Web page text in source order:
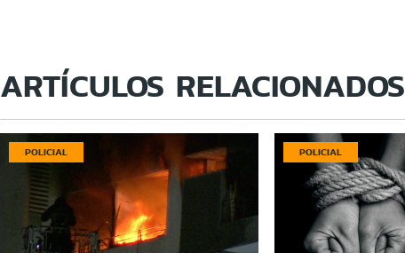
ARTÍCULOS RELACIONADOS
POLICIAL POLICIAL